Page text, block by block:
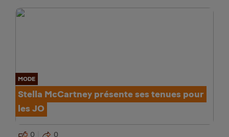
MODE
Stella McCartney présente ses tenues pour
les JO
0 0